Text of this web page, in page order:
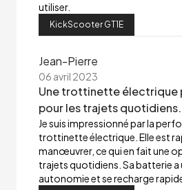
utiliser.
KickScooter GT1E
Jean-Pierre
06 avril 2023
Une trottinette électrique
pour les trajets quotidiens.
Je suis impressionné par la
trottinette électrique. Elle est
manœuvrer, ce qui en fait une
trajets quotidiens. Sa batterie a
autonomie et se recharge